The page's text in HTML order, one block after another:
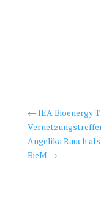
← IEA Bioenergy
Angelika Rauch
BieM →